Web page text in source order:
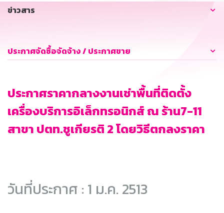
ข่าวสาร
ประกาศจัดซื้อจัดจ้าง / ประกาศขาย
ประกาศราคากลางงานเช่าพื้นที่ติดตั้ง
เครื่องบริการอิเล็กทรอนิกส์ ณ ร้าน7-11
สาขา ปตท.ชูเกียรติ 2 โดยวิธีตกลงราคา
วันที่ประกาศ : 1 ม.ค. 2513